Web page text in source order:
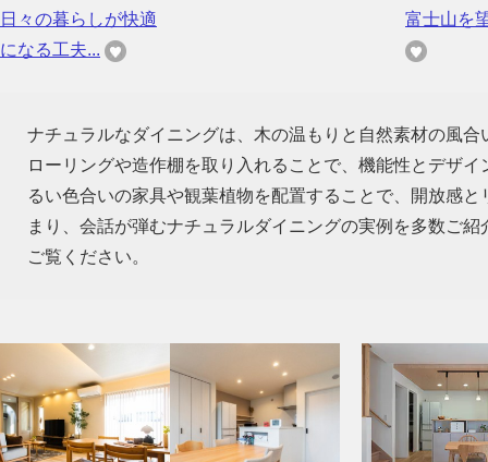
日々の暮らしが快適
になる工夫...
富士山を
ナチュラルなダイニングは、木の温もりと自然素材の風
ローリングや造作棚を取り入れることで、機能性とデザ
るい色合いの家具や観葉植物を配置することで、開放感
まり、会話が弾むナチュラルダイニングの実例を多数ご
ご覧ください。